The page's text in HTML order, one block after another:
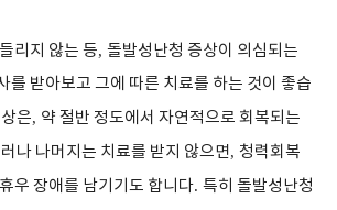
리지 않는 등, 돌발성난청 증상이 의심되는
를 받아보고 그에 따른 치료를 하는 것이 좋습
은, 약 절반 정도에서 자연적으로 회복되는
나 나머지는 치료를 받지 않으면, 청력회복
우 장애를 남기기도 합니다. 특히 돌발성난청